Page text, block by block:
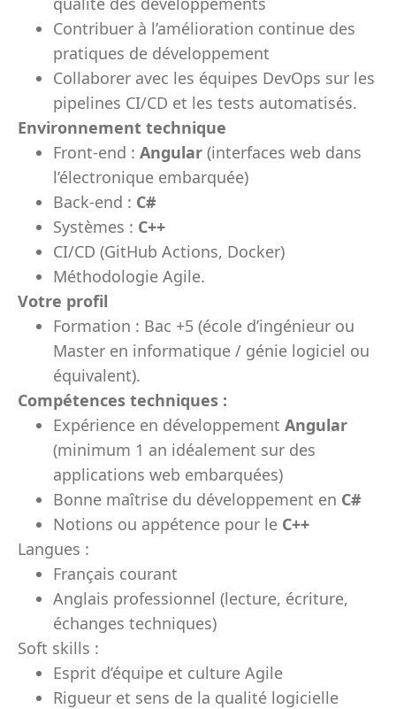
Contribuer à l’amélioration continue des
pratiques de développement
Collaborer avec les équipes DevOps sur les
pipelines CI/CD et les tests automatisés.
Environnement technique
Front-end : Angular (interfaces web dans
l’électronique embarquée)
Back-end : C#
Systèmes : C++
CI/CD (GitHub Actions, Docker)
Méthodologie Agile.
Votre profil
Formation : Bac +5 (école d’ingénieur ou
Master en informatique / génie logiciel ou
équivalent).
Compétences techniques :
Expérience en développement Angular
(minimum 1 an idéalement sur des
applications web embarquées)
Bonne maîtrise du développement en C#
Notions ou appétence pour le C++
Langues :
Français courant
Anglais professionnel (lecture, écriture,
échanges techniques)
Soft skills :
Esprit d’équipe et culture Agile
Rigueur et sens de la qualité logicielle